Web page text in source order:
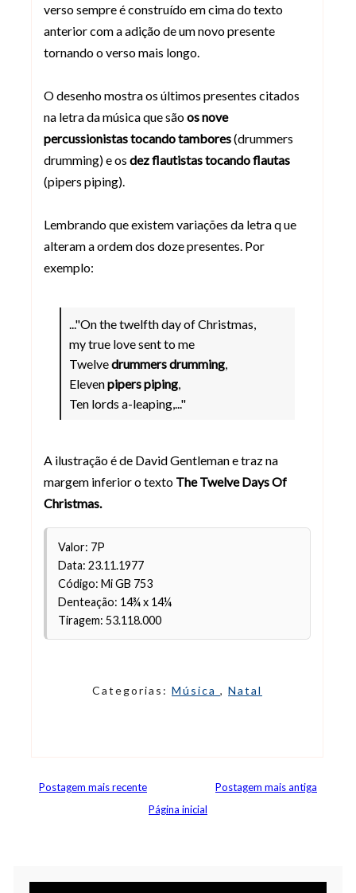
verso sempre é construído em cima do texto
anterior com a adição de um novo presente
tornando o verso mais longo.
O desenho mostra os últimos presentes citados
na letra da música que sãoos nove
percussionistas tocando tambores(drummers
drumming) e os dez flautistas tocando flautas
(pipers piping).
Lembrando que existem variações da letra q ue
alteram a ordem dos doze presentes. Por
exemplo:
..."On the twelfth day of Christmas,
my true love sent to me
Twelvedrummers drumming
Elevenpipers piping
Ten lords a-leaping,..."
A ilustração é de David Gentleman e traz na
margem inferior o texto The Twelve Days Of
Christmas.
Valor: 7P
Data: 23.11.1977
Código: Mi GB 753
Denteação: 14¾ x 14¼
Tiragem: 53.118.000
Categorias: Música , Natal
Postagem mais recente
Postagem mais antiga
Página inicial